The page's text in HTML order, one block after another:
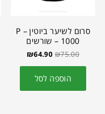
סרום לשיער ביוטין P –
1000 – שורשים
₪75.00
₪64.90
הוספה לסל